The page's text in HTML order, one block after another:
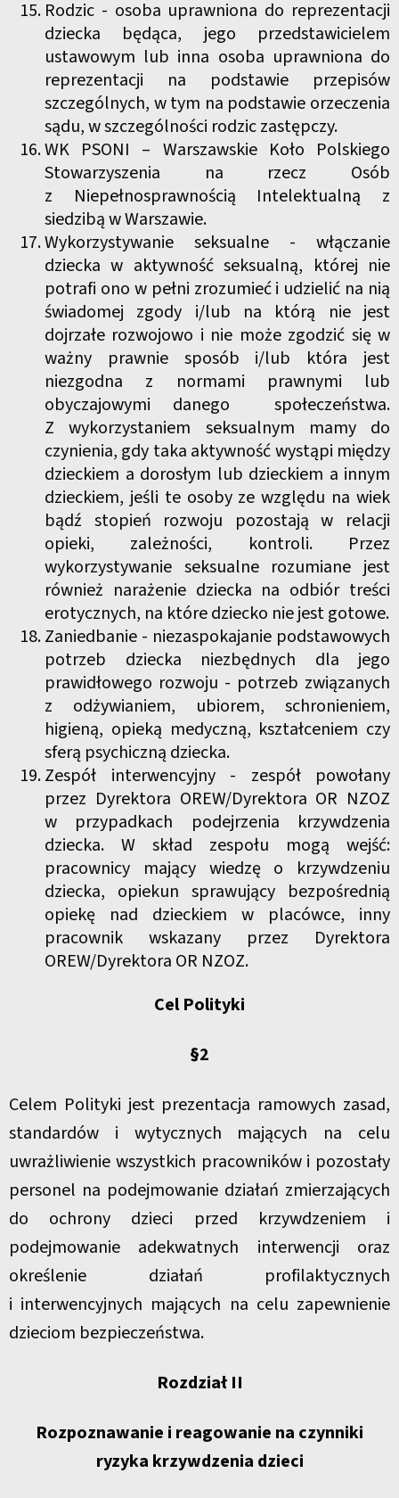
Rodzic - osoba uprawniona do reprezentacji
dziecka będąca, jego przedstawicielem
ustawowym lub inna osoba uprawniona do
reprezentacji na podstawie przepisów
szczególnych, w tym na podstawie orzeczenia
sądu, w szczególności rodzic zastępczy.
WK PSONI – Warszawskie Koło Polskiego
Stowarzyszenia na rzecz Osób
z Niepełnosprawnością Intelektualną z
siedzibą w Warszawie.
Wykorzystywanie seksualne - włączanie
dziecka w aktywność seksualną, której nie
potrafi ono w pełni zrozumieć i udzielić na nią
świadomej zgody i/lub na którą nie jest
dojrzałe rozwojowo i nie może zgodzić się w
ważny prawnie sposób i/lub która jest
niezgodna z normami prawnymi lub
obyczajowymi danego społeczeństwa.
Z wykorzystaniem seksualnym mamy do
czynienia, gdy taka aktywność wystąpi między
dzieckiem a dorosłym lub dzieckiem a innym
dzieckiem, jeśli te osoby ze względu na wiek
bądź stopień rozwoju pozostają w relacji
opieki, zależności, kontroli. Przez
wykorzystywanie seksualne rozumiane jest
również narażenie dziecka na odbiór treści
erotycznych, na które dziecko nie jest gotowe.
Zaniedbanie - niezaspokajanie podstawowych
potrzeb dziecka niezbędnych dla jego
prawidłowego rozwoju - potrzeb związanych
z odżywianiem, ubiorem, schronieniem,
higieną, opieką medyczną, kształceniem czy
sferą psychiczną dziecka.
Zespół interwencyjny - zespół powołany
przez Dyrektora OREW/Dyrektora OR NZOZ
w przypadkach podejrzenia krzywdzenia
dziecka. W skład zespołu mogą wejść:
pracownicy mający wiedzę o krzywdzeniu
dziecka, opiekun sprawujący bezpośrednią
opiekę nad dzieckiem w placówce, inny
pracownik wskazany przez Dyrektora
OREW/Dyrektora OR NZOZ.
Cel Polityki
§2
Celem Polityki jest prezentacja ramowych zasad,
standardów i wytycznych mających na celu
uwrażliwienie wszystkich pracowników i pozostały
personel na podejmowanie działań zmierzających
do ochrony dzieci przed krzywdzeniem i
podejmowanie adekwatnych interwencji oraz
określenie działań profilaktycznych
i interwencyjnych mających na celu zapewnienie
dzieciom bezpieczeństwa.
Rozdział II
Rozpoznawanie i reagowanie na czynniki
ryzyka krzywdzenia dzieci